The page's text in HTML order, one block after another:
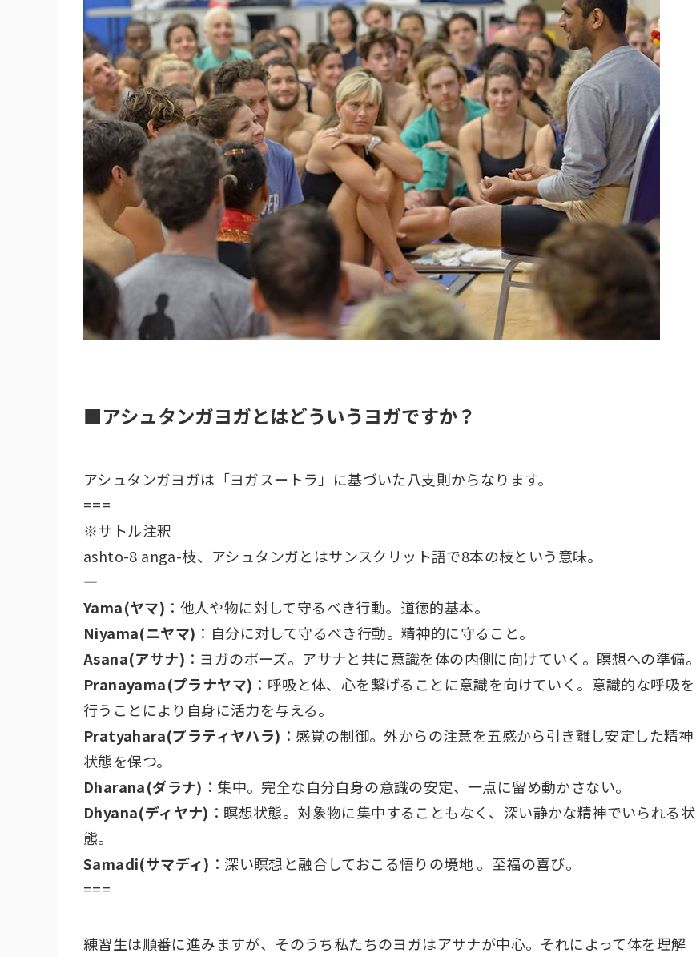
■アシュタンガヨガとはどういうヨガですか？
アシュタンガヨガは「ヨガスートラ」に基づいた八支則からなります。
===
※サトル注釈
ashto-8 anga-枝、アシュタンガとはサンスクリット語で8本の枝という意味。
—
Yama(ヤマ) ：他人や物に対して守るべき行動。道徳的基本。
Niyama(ニヤマ) ：自分に対して守るべき行動。精神的に守ること。
Asana(アサナ) ：ヨガのポーズ。アサナと共に意識を体の内側に向けていく。瞑想への準備。
Pranayama(プラナヤマ) ：呼吸と体、心を繋げることに意識を向けていく。意識的な呼吸を
行うことにより自身に活力を与える。
Pratyahara(プラティヤハラ) ：感覚の制御。外からの注意を五感から引き離し安定した精神
状態を保つ。
Dharana(ダラナ) ：集中。完全な自分自身の意識の安定、一点に留め動かさない。
Dhyana(ディヤナ) ：瞑想状態。対象物に集中することもなく、深い静かな精神でいられる状
態。
Samadi(サマディ) ：深い瞑想と融合しておこる悟りの境地 。至福の喜び。
===
練習生は順番に進みますが、そのうち私たちのヨガはアサナが中心。それによって体を理解